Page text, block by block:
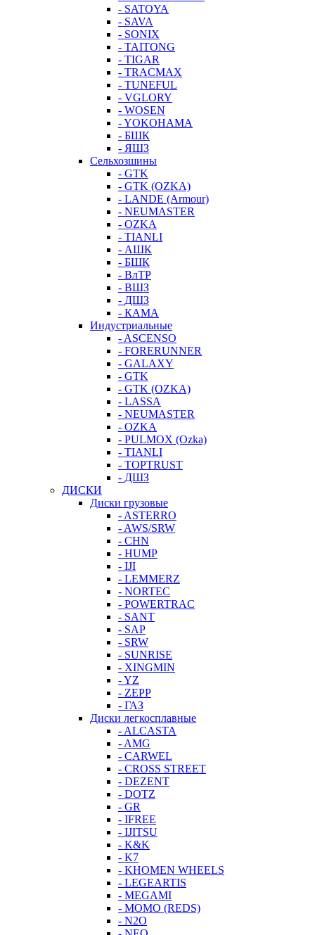
- SATOYA
- SAVA
- SONIX
- TAITONG
- TIGAR
- TRACMAX
- TUNEFUL
- VGLORY
- WOSEN
- YOKOHAMA
- БШК
- ЯШЗ
Сельхозшины
- GTK
- GTK (OZKA)
- LANDE (Armour)
- NEUMASTER
- OZKA
- TIANLI
- АШК
- БШК
- ВлТР
- ВШЗ
- ДШЗ
- КАМА
Индустриальные
- ASCENSO
- FORERUNNER
- GALAXY
- GTK
- GTK (OZKA)
- LASSA
- NEUMASTER
- OZKA
- PULMOX (Ozka)
- TIANLI
- TOPTRUST
- ДШЗ
ДИСКИ
Диски грузовые
- ASTERRO
- AWS/SRW
- CHN
- HUMP
- IJI
- LEMMERZ
- NORTEC
- POWERTRAC
- SANT
- SAP
- SRW
- SUNRISE
- XINGMIN
- YZ
- ZEPP
- ГАЗ
Диски легкосплавные
- ALCASTA
- AMG
- CARWEL
- CROSS STREET
- DEZENT
- DOTZ
- GR
- IFREE
- IJITSU
- K&K
- K7
- KHOMEN WHEELS
- LEGEARTIS
- MEGAMI
- MOMO (REDS)
- N2O